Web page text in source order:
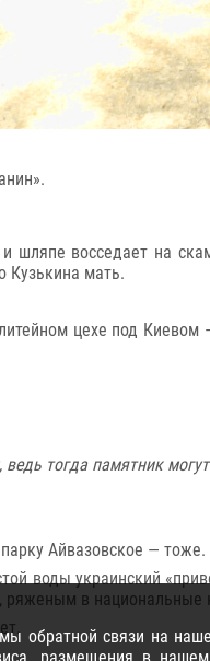
восседает на
Кузькина мать.
цехе под
тогда памятник
Айвазовское —
воды украинский
ряженым в национальные
связи на